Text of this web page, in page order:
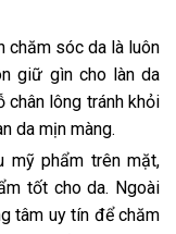
chăm sóc da là luôn
giữ gìn cho làn da
lông tránh khỏi
da mịn màng.
mỹ phẩm trên mặt,
tốt cho da. Ngoài
tâm uy tín để chăm